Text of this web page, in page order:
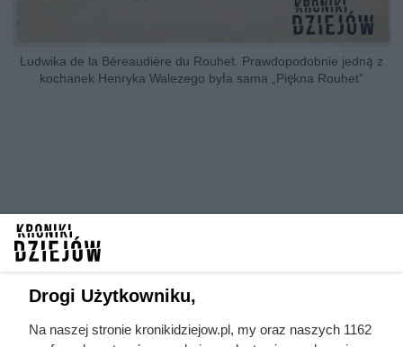
Ludwika de la Béreaudière du Rouhet. Prawdopodobnie jedną z
kochanek Henryka Walezego była sama „Piękna Rouhet”
Drogi Użytkowniku,
Na naszej stronie kronikidziejow.pl, my oraz naszych 1162